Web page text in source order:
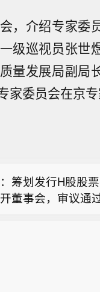
，介绍专家委
级巡视员张世
量发展局副局
家委员会在京专
。公司股票（证券
券（债券简称：
：筹划发行H股股
董事会，审议通